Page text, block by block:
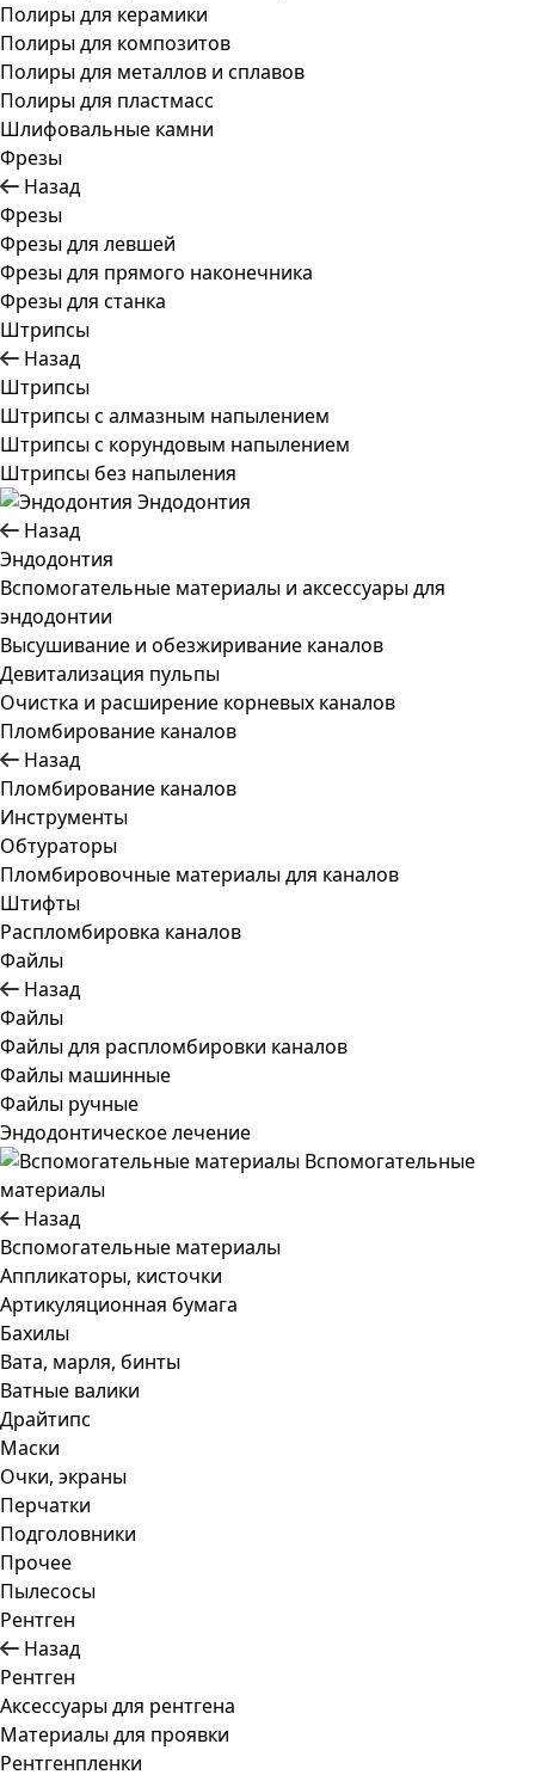
Полиры для керамики
Полиры для композитов
Полиры для металлов и сплавов
Полиры для пластмасс
Шлифовальные камни
Фрезы
Назад
Фрезы
Фрезы для левшей
Фрезы для прямого наконечника
Фрезы для станка
Штрипсы
Назад
Штрипсы
Штрипсы c алмазным напылением
Штрипсы c корундовым напылением
Штрипсы без напыления
Эндодонтия
Назад
Эндодонтия
Вспомогательные материалы и аксессуары для
эндодонтии
Высушивание и обезжиривание каналов
Девитализация пульпы
Очистка и расширение корневых каналов
Пломбирование каналов
Назад
Пломбирование каналов
Инструменты
Обтураторы
Пломбировочные материалы для каналов
Штифты
Распломбировка каналов
Файлы
Назад
Файлы
Файлы для распломбировки каналов
Файлы машинные
Файлы ручные
Эндодонтическое лечение
Вспомогательные
материалы
Назад
Вспомогательные материалы
Аппликаторы, кисточки
Артикуляционная бумага
Бахилы
Вата, марля, бинты
Ватные валики
Драйтипс
Маски
Очки, экраны
Перчатки
Подголовники
Прочее
Пылесосы
Рентген
Назад
Рентген
Аксессуары для рентгена
Материалы для проявки
Рентгенпленки